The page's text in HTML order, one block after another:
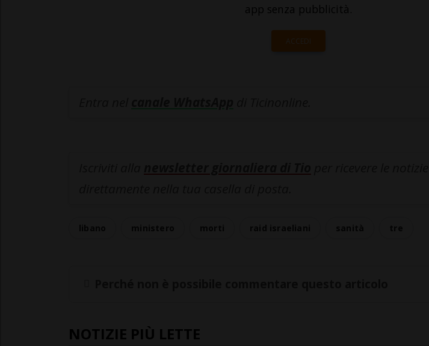
app senza pubblicità.
ACCEDI
NOTIZIE PIÙ LETTE